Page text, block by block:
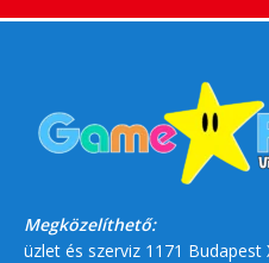
Megközelíthető:
üzlet és szerviz 1171 Budapest